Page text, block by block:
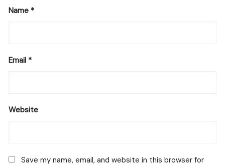
Name *
Email *
Website
Save my name, email, and website in this browser for